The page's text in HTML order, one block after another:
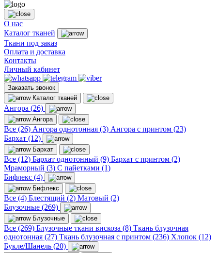
О нас
Каталог тканей
Ткани под заказ
Оплата и доставка
Контакты
Личный кабинет
Заказать звонок
Каталог тканей
Ангора (26)
Ангора
Все (26) Ангора однотонная (3) Ангора с принтом (23)
Бархат (12)
Бархат
Все (12) Бархат однотонный (9) Бархат с принтом (2)
Мраморный (3) С пайетками (1)
Бифлекс (4)
Бифлекс
Все (4) Блестящий (2) Матовый (2)
Блузочные (269)
Блузочные
Все (269) Блузочные ткани вискоза (8) Ткань блузочная
однотонная (27) Ткань блузочная с принтом (236) Хлопок (12)
Букле/Шанель (20)